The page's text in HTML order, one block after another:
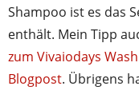
Shampoo ist es das
enthält. Mein Tipp
zum Vivaiodays
Blogpost. Übrigens